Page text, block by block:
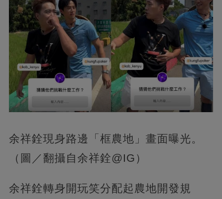
余祥銓現身路邊「框農地」畫面曝光。
（圖／翻攝自余祥銓@IG）
余祥銓轉身開玩笑分配起農地開發規